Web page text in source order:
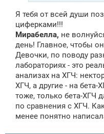
Я тебя от всей души
циферками!!!
Мирабелла, не
день! Главное, чтобы
Девочки, по поводу
лабораториях - это
анализах на ХГЧ:
ХГЧ, а другие - на бета-
тоже, только бета-ХГЧ
по сравнения с ХГЧ.
менее понятно